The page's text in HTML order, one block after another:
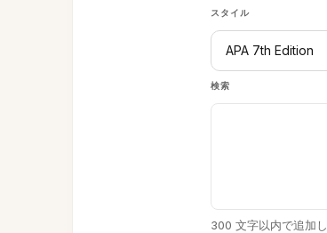
スタイル
APA 7th Edition
検索
300 文字以内で追加